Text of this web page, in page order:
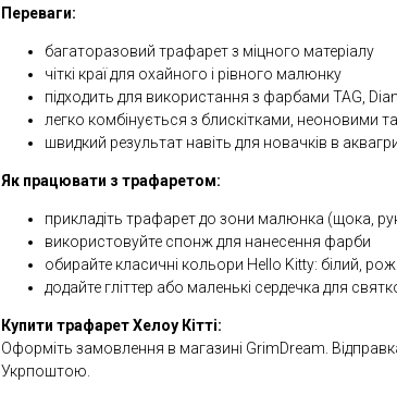
Переваги:
багаторазовий трафарет з міцного матеріалу
чіткі краї для охайного і рівного малюнку
підходить для використання з фарбами TAG,
легко комбінується з блискітками, неоновими
швидкий результат навіть для новачків в
Як працювати з трафаретом:
прикладіть трафарет до зони малюнка (щока,
використовуйте спонж для нанесення фарби
обирайте класичні кольори Hello Kitty: білий,
додайте гліттер або маленькі сердечка для
Купити трафарет Хелоу Кітті:
Оформіть замовлення в магазині GrimDream.
Укрпоштою.